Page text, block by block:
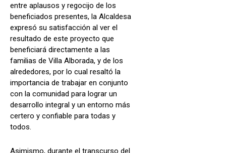
entre aplausos y regocijo de los
beneficiados presentes, la Alcaldesa
expresó su satisfacción al ver el
resultado de este proyecto que
beneficiará directamente a las
familias de Villa Alborada, y de los
alrededores, por lo cual resaltó la
importancia de trabajar en conjunto
con la comunidad para lograr un
desarrollo integral y un entorno más
certero y confiable para todas y
todos.
Asimismo, durante el transcurso del